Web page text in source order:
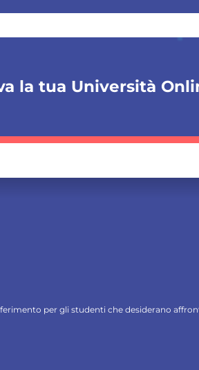
la tua Università
per gli studenti che desiderano